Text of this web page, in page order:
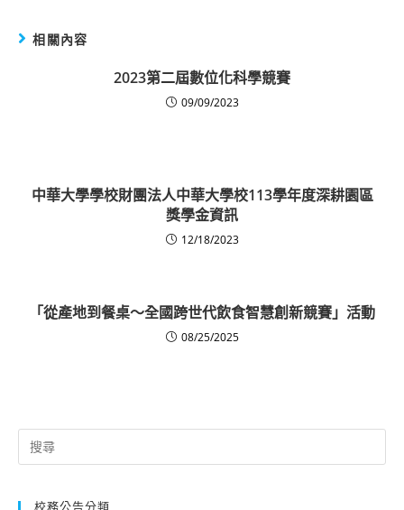
相關內容
2023第二屆數位化科學競賽
09/09/2023
中華大學學校財團法人中華大學校113學年度深耕園區
獎學金資訊
12/18/2023
「從產地到餐桌～全國跨世代飲食智慧創新競賽」活動
08/25/2025
Search
for:
校務公告分類